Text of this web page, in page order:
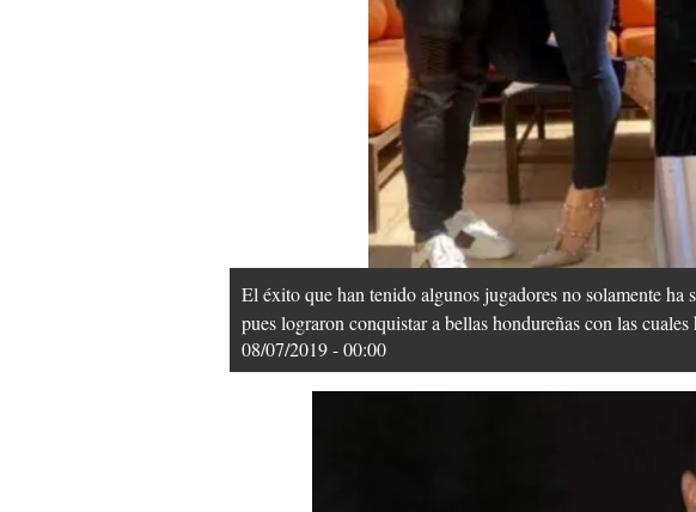
El éxito que han tenido algunos jugadores no solamente ha
pues lograron conquistar a bellas hondureñas con las
08/07/2019 - 00:00